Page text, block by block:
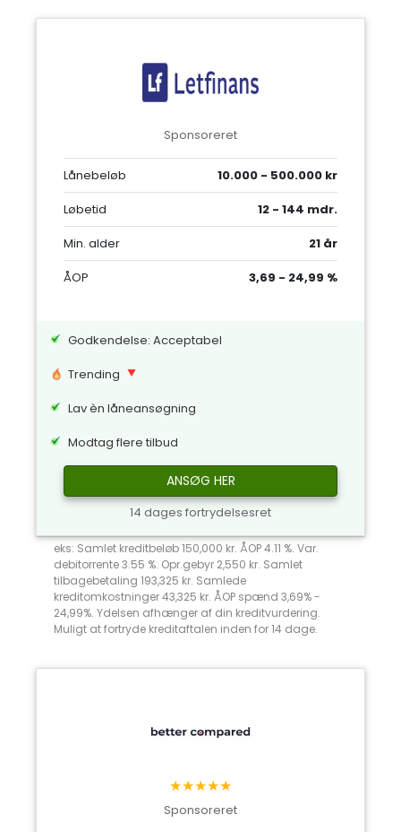
Sponsoreret
Lånebeløb
10.000 - 500.000 kr
Løbetid
12 - 144 mdr.
Min. alder
21 år
ÅOP
3,69 - 24,99 %
Godkendelse: Acceptabel
Trending
Lav èn låneansøgning
Modtag flere tilbud
ANSØG HER
14 dages fortrydelsesret
eks: Samlet kreditbeløb 150,000 kr. ÅOP 4.11 %. Var.
debitorrente 3.55 %. Opr.gebyr 2,550 kr. Samlet
tilbagebetaling 193,325 kr. Samlede
kreditomkostninger 43,325 kr. ÅOP spænd 3,69% -
24,99%. Ydelsen afhænger af din kreditvurdering.
Muligt at fortryde kreditaftalen inden for 14 dage.
★★★★★
Sponsoreret